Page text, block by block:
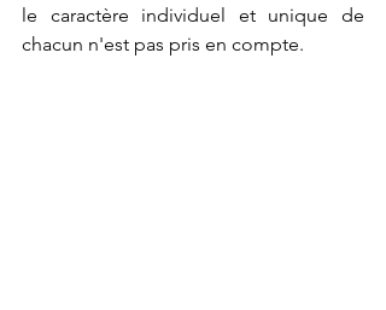
le caractère individuel et unique de
chacun n'est pas pris en compte.